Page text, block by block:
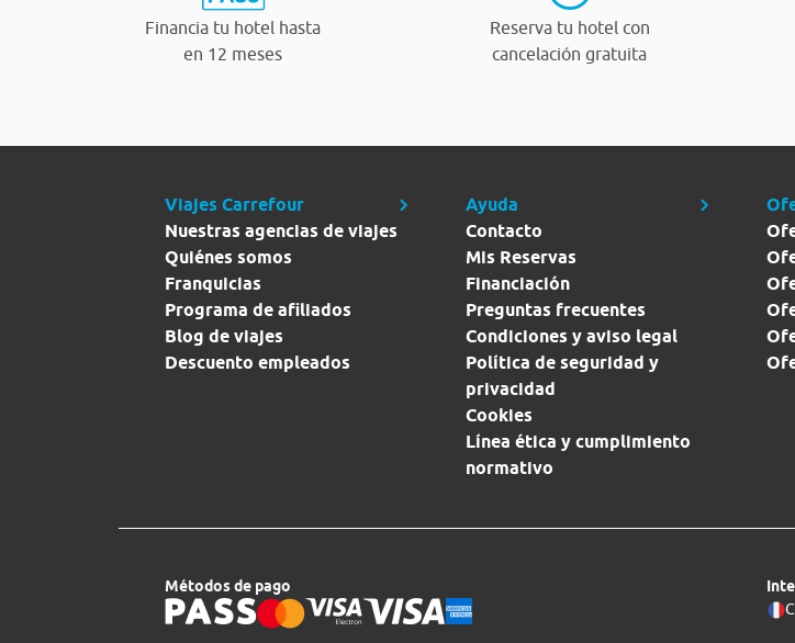
Financia tu hotel hasta
en 12 meses
Reserva tu hotel con
cancelación gratuita
Viajes Carrefour
Nuestras agencias de viajes
Quiénes somos
Franquicias
Programa de afiliados
Blog de viajes
Descuento empleados
Ayuda
Contacto
Mis Reservas
Financiación
Preguntas frecuentes
Condiciones y aviso legal
Política de seguridad y
privacidad
Cookies
Línea ética y cumplimiento
normativo
Métodos de pago